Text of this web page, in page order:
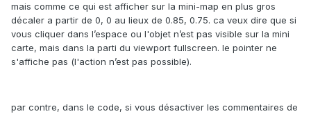
mais comme ce qui est afficher sur la mini-map en plus gros
décaler a partir de 0, 0 au lieux de 0.85, 0.75. ca veux dire que si
vous cliquer dans l’espace ou l'objet n’est pas visible sur la mini
carte, mais dans la parti du viewport fullscreen. le pointer ne
s'affiche pas (l'action n’est pas possible).
par contre, dans le code, si vous désactiver les commentaires de